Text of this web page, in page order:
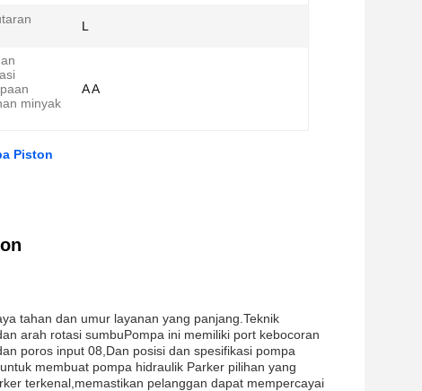
L
minyak
A A
Piston
tahan dan umur layanan yang panjang.Teknik
arah rotasi sumbuPompa ini memiliki port kebocoran
poros input 08,Dan posisi dan spesifikasi pompa
membuat pompa hidraulik Parker pilihan yang
terkenal,memastikan pelanggan dapat mempercayai